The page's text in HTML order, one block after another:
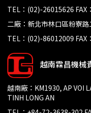
TEL：(02)-26015626 FAX
二廠：新北市林口區粉寮
TEL：(02)-86012009 FAX
越南霖昌機械
越南廠：KM1930, AP VOI
TINH LONG AN